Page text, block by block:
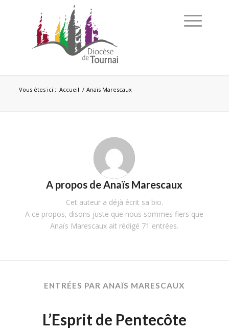
Vous êtes ici : Accueil / Anaïs Marescaux
A propos deAnaïs Marescaux
Cet auteur a déjà écrit sa bio.
A ce propos, disons juste que nous sommes fiers que
Anaïs Marescaux ait rédigé 71 entrées.
ENTRÉES PAR ANAÏS MARESCAUX
L’Esprit de Pentecôte